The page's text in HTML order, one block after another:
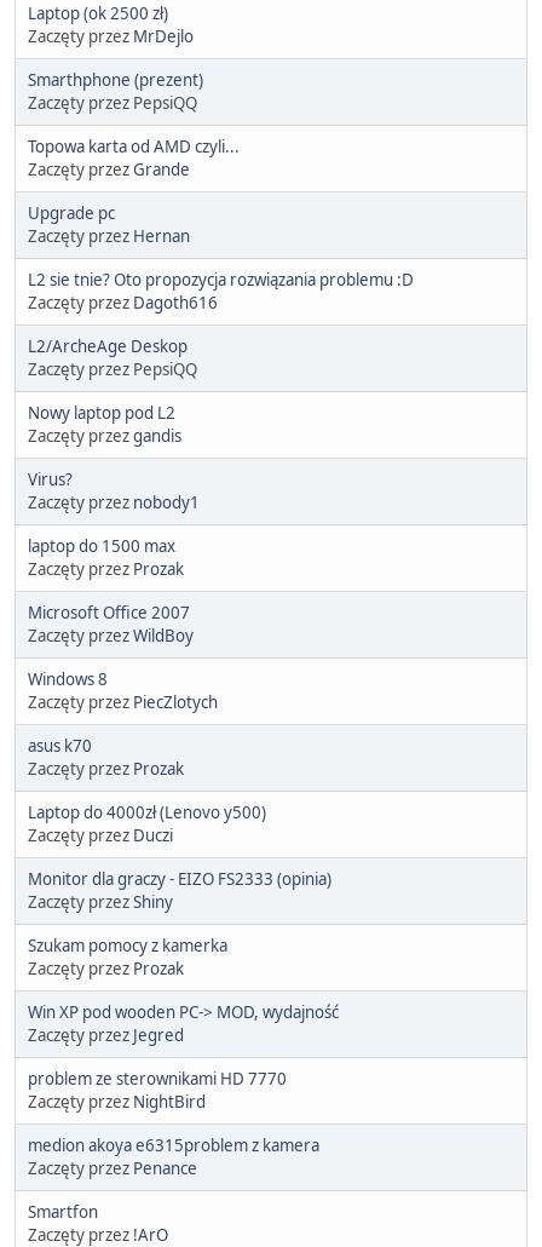
Laptop (ok 2500 zł)
Zaczęty przez MrDejlo
Smarthphone (prezent)
Zaczęty przez PepsiQQ
Topowa karta od AMD czyli...
Zaczęty przezGrande
Upgrade pc
Zaczęty przez Hernan
L2 sie tnie? Oto propozycja rozwiązania problemu :D
Zaczęty przez Dagoth616
L2/ArcheAge Deskop
Zaczęty przez PepsiQQ
Nowy laptop pod L2
Zaczęty przezgandis
Virus?
Zaczęty przez nobody1
laptop do 1500 max
Zaczęty przez Prozak
Microsoft Office 2007
Zaczęty przezWildBoy
Windows 8
Zaczęty przez PiecZlotych
asus k70
Zaczęty przez Prozak
Laptop do 4000zł (Lenovo y500)
Zaczęty przez Duczi
Monitor dla graczy - EIZO FS2333 (opinia)
Zaczęty przezShiny
Szukam pomocy z kamerka
Zaczęty przez Prozak
Win XP pod wooden PC-> MOD, wydajność
Zaczęty przez Jegred
problem ze sterownikami HD 7770
Zaczęty przez NightBird
medion akoya e6315problem z kamera
Zaczęty przez Penance
Smartfon
Zaczęty przez !ArO